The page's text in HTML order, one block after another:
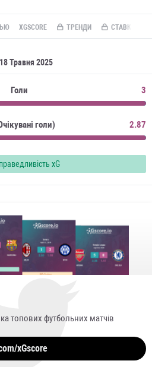
XGSCORE ТРЕНДИ СТАВКИ ПО
Травня 2025
Голи 3
голи) 2.87
xG
топових футбольних матчів
xGscore